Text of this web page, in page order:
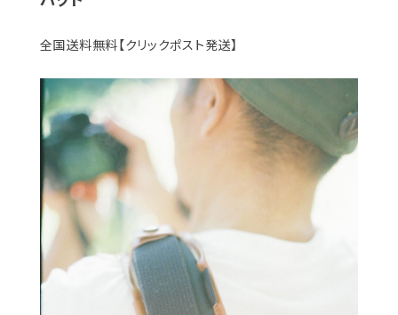
全国送料無料【クリックポスト発送】